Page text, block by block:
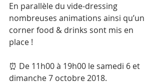
En parallèle du vide-dressing
nombreuses animations ainsi qu’un
corner food & drinks sont mis en
place !
⏰ De 11h00 à 19h00 le samedi 6 et
dimanche 7 octobre 2018.